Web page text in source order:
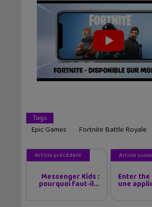
Tags
Epic Games
Fortnite Battle Royale
Article précédent
Messenger Kids :
pourquoi faut-il...
Article
Enter the
une